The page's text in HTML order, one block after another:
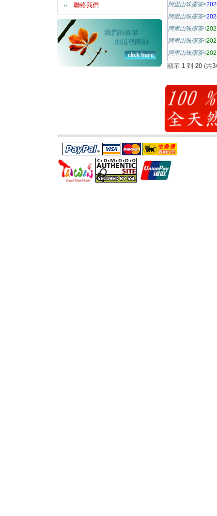
聯絡我們
阿里山珠露茶<
阿里山珠露茶<
阿里山珠露茶<
阿里山珠露茶<
阿里山珠露茶<
顯示 1到 20(共